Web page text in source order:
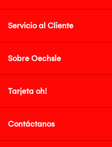
Servicio al Cliente
Sobre Oechsle
Tarjeta oh!
Contáctanos